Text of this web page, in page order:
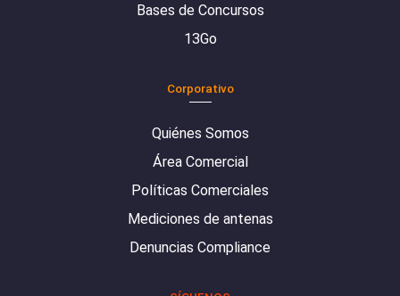
Bases de Concursos
13Go
Corporativo
Quiénes Somos
Área Comercial
Políticas Comerciales
Mediciones de antenas
Denuncias Compliance